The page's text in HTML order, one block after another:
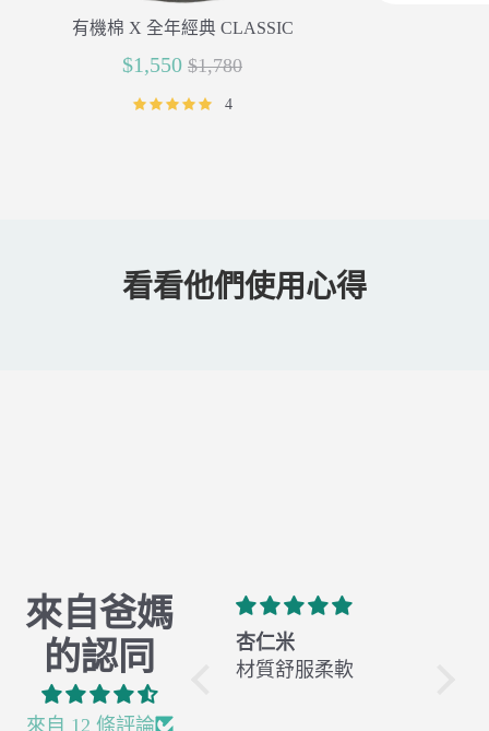
有機棉 X 全年經典 CLASSIC
$1,550 正
常
$1,780
4
看看他們使用心得
來自爸媽
的認同
來自 12 條評論
有機棉 X 全年經典
Classic
真的是新手媽媽的
愛用包巾，試過很
杏仁米
材質舒服柔軟